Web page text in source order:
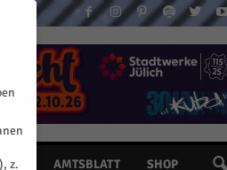
AMTSBLATT SHOP
z.